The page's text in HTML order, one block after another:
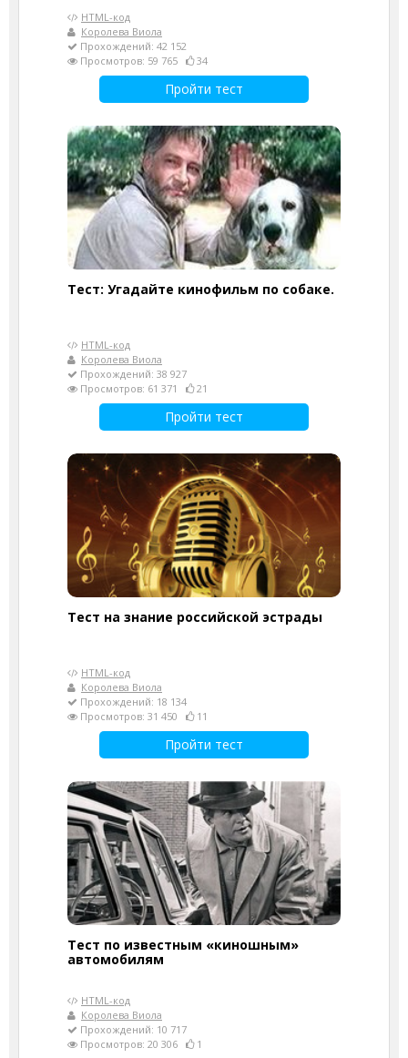
HTML-код
Королева Виола
Прохождений: 42 152
Просмотров: 59 765
34
Пройти тест
Тест: Угадайте кинофильм по собаке.
HTML-код
Королева Виола
Прохождений: 38 927
Просмотров: 61 371
21
Пройти тест
Тест на знание российской эстрады
HTML-код
Королева Виола
Прохождений: 18 134
Просмотров: 31 450
11
Пройти тест
Тест по известным «киношным»
автомобилям
HTML-код
Королева Виола
Прохождений: 10 717
Просмотров: 20 306
1